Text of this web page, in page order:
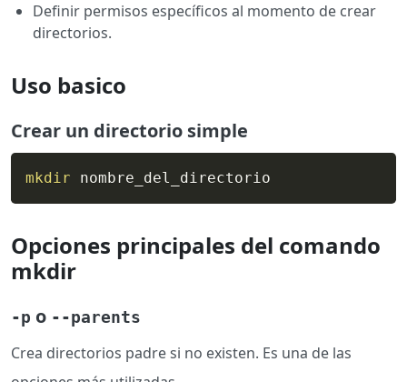
Definir permisos específicos al momento de crear
directorios.
Uso basico
Crear un directorio simple
mkdir nombre_del_directorio
Opciones principales del comando
mkdir
-p o --parents
Crea directorios padre si no existen. Es una de las